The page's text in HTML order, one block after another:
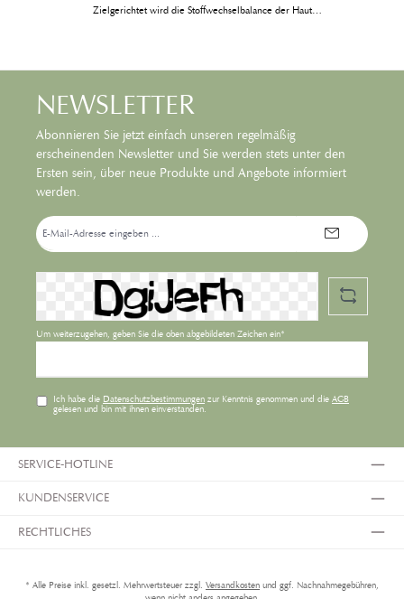
Zielgerichtet wird die Stoffwechselbalance der Haut
NEWSLETTER
Abonnieren Sie jetzt einfach unseren regelmäßig
erscheinenden Newsletter und Sie werden stets unter den
Ersten sein, über neue Produkte und Angebote informiert
werden.
E-
Mail-
Adresse*
Um weiterzugehen, geben Sie die oben abgebildeten Zeichen ein*
Ich habe die Datenschutzbestimmungenzur Kenntnis genommen und die AGB
gelesen und bin mit ihnen einverstanden.
SERVICE-HOTLINE
KUNDENSERVICE
RECHTLICHES
* Alle Preise inkl. gesetzl. Mehrwertsteuer zzgl. Versandkosten und ggf. Nachnahmegebühren,